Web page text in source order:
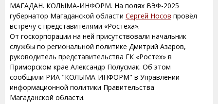
МАГАДАН. КОЛЫМА-ИНФОРМ. На полях ВЭФ-2025
губернатор Магаданской области Сергей Носов провёл
встречу с представителями «Ростеха».
От госкорпорации на ней присутствовали начальник
службы по региональной политике Дмитрий Азаров,
руководитель представительства ГК «Ростех» в
Приморском крае Александр Полусмак. Об этом
сообщили РИА "КОЛЫМА-ИНФОРМ" в Управлении
информационной политики Правительства
Магаданской области.